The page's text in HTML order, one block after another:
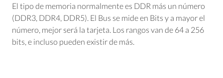
El tipo de memoria normalmente es DDR más un número
(DDR3, DDR4, DDR5). El Bus se mide en Bits y a mayor el
número, mejor será la tarjeta. Los rangos van de 64 a 256
bits, e incluso pueden existir de más.